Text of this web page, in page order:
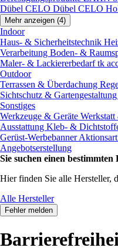
Dübel CELO Dübel CELO
Mehr anzeigen (4)
Indoor
Haus- & Sicherheitstechnik
Verarbeitung Boden- &
Maler- & Lackiererbedarftk
Outdoor
Terrassen & Überdachung
Sichtschutz & Gartengestaltung
Sonstiges
Werkzeuge & Geräte
Ausstattung Kleb- &
Gerüst-Werbebanner
Angebotserstellung
Sie suchen einen bestimmten
Hier finden Sie alle Hersteller,
Alle Hersteller
Fehler melden